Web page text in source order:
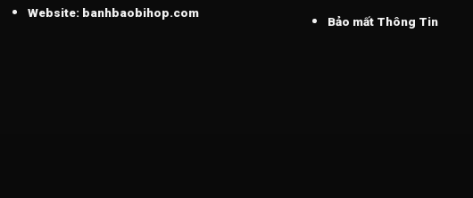
Website:banhbaobihop.com
Bảo mất Thông Tin